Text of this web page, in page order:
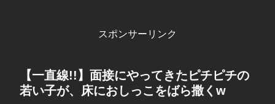
スポンサーリンク
【一直線!!】面接にやってきたピチピチの
若い子が、床におしっこをばら撒くw